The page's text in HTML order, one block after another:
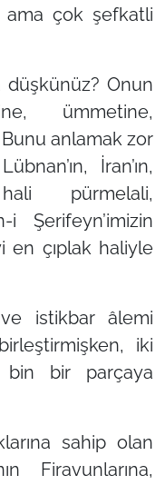
çok şefkatli
Onun
ümmetine,
anlamak zor
İran’ın,
hali pürmelali,
i Şerifeyn’imizin
en çıplak haliyle
istikbar âlemi
iki
bin bir parçaya
sahip olan
Firavunlarına,